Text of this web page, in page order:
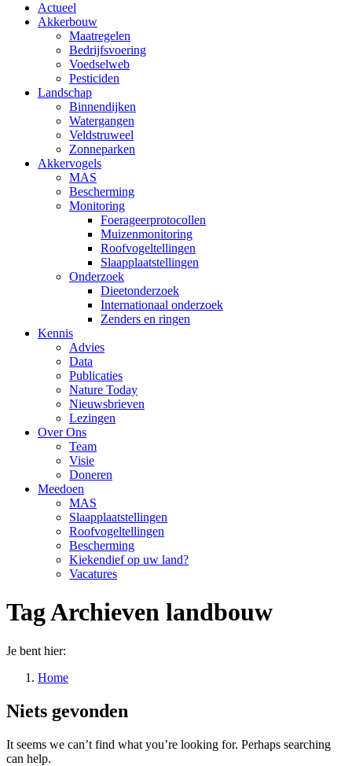
Actueel
Akkerbouw
Maatregelen
Bedrijfsvoering
Voedselweb
Pesticiden
Landschap
Binnendijken
Watergangen
Veldstruweel
Zonneparken
Akkervogels
MAS
Bescherming
Monitoring
Foerageerprotocollen
Muizenmonitoring
Roofvogeltellingen
Slaapplaatstellingen
Onderzoek
Dieetonderzoek
Internationaal onderzoek
Zenders en ringen
Kennis
Advies
Data
Publicaties
Nature Today
Nieuwsbrieven
Lezingen
Over Ons
Team
Visie
Doneren
Meedoen
MAS
Slaapplaatstellingen
Roofvogeltellingen
Bescherming
Kiekendief op uw land?
Vacatures
Tag Archieven landbouw
Je bent hier:
Home
Niets gevonden
It seems we can’t find what you’re looking for. Perhaps searching
can help.